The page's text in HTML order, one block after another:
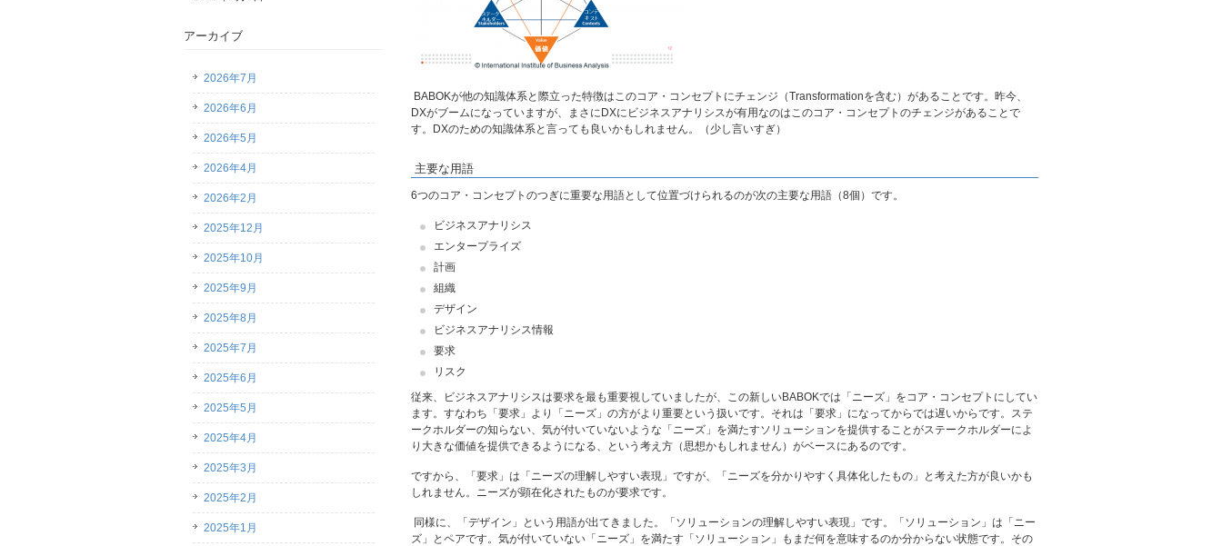
BABOKが他の知識体系と際立った特徴はこのコア・コンセプトにチェンジ（Transformationを含む）があることです。昨今、
DXがブームになっていますが、まさにDXにビジネスアナリシスが有用なのはこのコア・コンセプトのチェンジがあることで
す。DXのための知識体系と言っても良いかもしれません。（少し言いすぎ）
主要な用語
6つのコア・コンセプトのつぎに重要な用語として位置づけられるのが次の主要な用語（8個）です。
ビジネスアナリシス
エンタープライズ
計画
組織
デザイン
ビジネスアナリシス情報
要求
リスク
従来、ビジネスアナリシスは要求を最も重要視していましたが、この新しいBABOKでは「ニーズ」をコア・コンセプトにしてい
ます。すなわち「要求」より「ニーズ」の方がより重要という扱いです。それは「要求」になってからでは遅いからです。ステ
ークホルダーの知らない、気が付いていないような「ニーズ」を満たすソリューションを提供することがステークホルダーによ
り大きな価値を提供できるようになる、という考え方（思想かもしれません）がベースにあるのです。
ですから、「要求」は「ニーズの理解しやすい表現」ですが、「ニーズを分かりやすく具体化したもの」と考えた方が良いかも
しれません。ニーズが顕在化されたものが要求です。
同様に、「デザイン」という用語が出てきました。「ソリューションの理解しやすい表現」です。「ソリューション」は「ニー
ズ」とペアです。気が付いていない「ニーズ」を満たす「ソリューション」もまだ何を意味するのか分からない状態です。その
アーカイブ
2026年7月
2026年6月
2026年5月
2026年4月
2026年2月
2025年12月
2025年10月
2025年9月
2025年8月
2025年7月
2025年6月
2025年5月
2025年4月
2025年3月
2025年2月
2025年1月